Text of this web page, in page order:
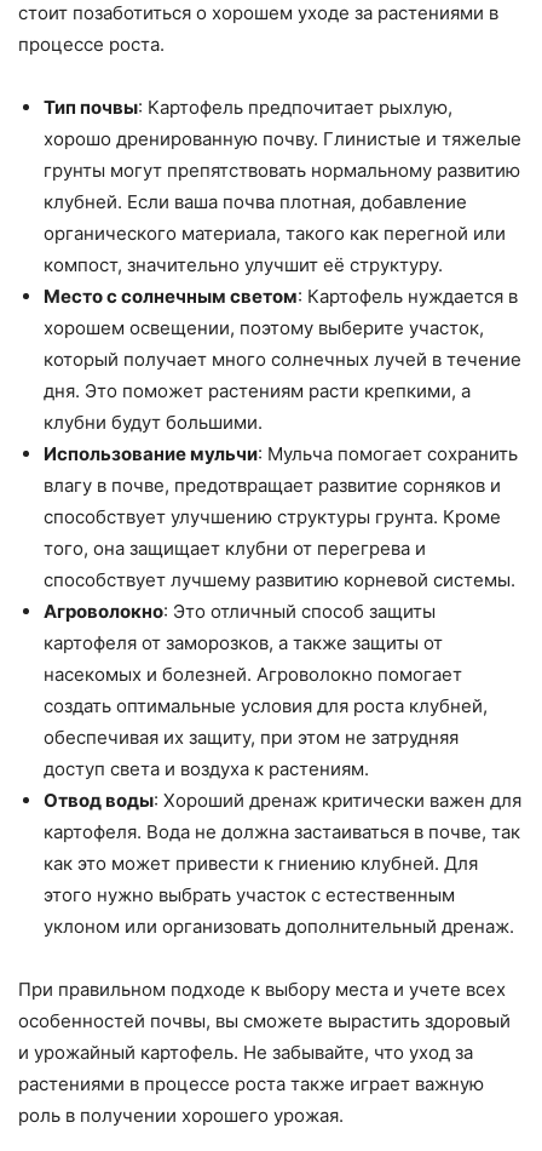
стоит позаботиться о хорошем уходе за растениями в
процессе роста.
Тип почвы: Картофель предпочитает рыхлую,
хорошо дренированную почву. Глинистые и тяжелые
грунты могут препятствовать нормальному развитию
клубней. Если ваша почва плотная, добавление
органического материала, такого как перегной или
компост, значительно улучшит её структуру.
Место с солнечным светом: Картофель нуждается в
хорошем освещении, поэтому выберите участок,
который получает много солнечных лучей в течение
дня. Это поможет растениям расти крепкими, а
клубни будут большими.
Использование мульчи: Мульча помогает сохранить
влагу в почве, предотвращает развитие сорняков и
способствует улучшению структуры грунта. Кроме
того, она защищает клубни от перегрева и
способствует лучшему развитию корневой системы.
Агроволокно: Это отличный способ защиты
картофеля от заморозков, а также защиты от
насекомых и болезней. Агроволокно помогает
создать оптимальные условия для роста клубней,
обеспечивая их защиту, при этом не затрудняя
доступ света и воздуха к растениям.
Отвод воды: Хороший дренаж критически важен для
картофеля. Вода не должна застаиваться в почве, так
как это может привести к гниению клубней. Для
этого нужно выбрать участок с естественным
уклоном или организовать дополнительный дренаж.
При правильном подходе к выбору места и учете всех
особенностей почвы, вы сможете вырастить здоровый
и урожайный картофель. Не забывайте, что уход за
растениями в процессе роста также играет важную
роль в получении хорошего урожая.